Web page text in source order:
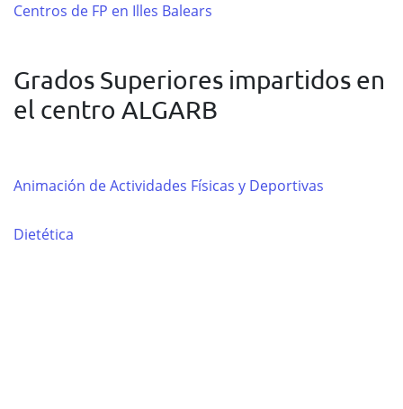
Centros de FP en Illes Balears
Grados Superiores impartidos en
el centro ALGARB
Animación de Actividades Físicas y Deportivas
Dietética